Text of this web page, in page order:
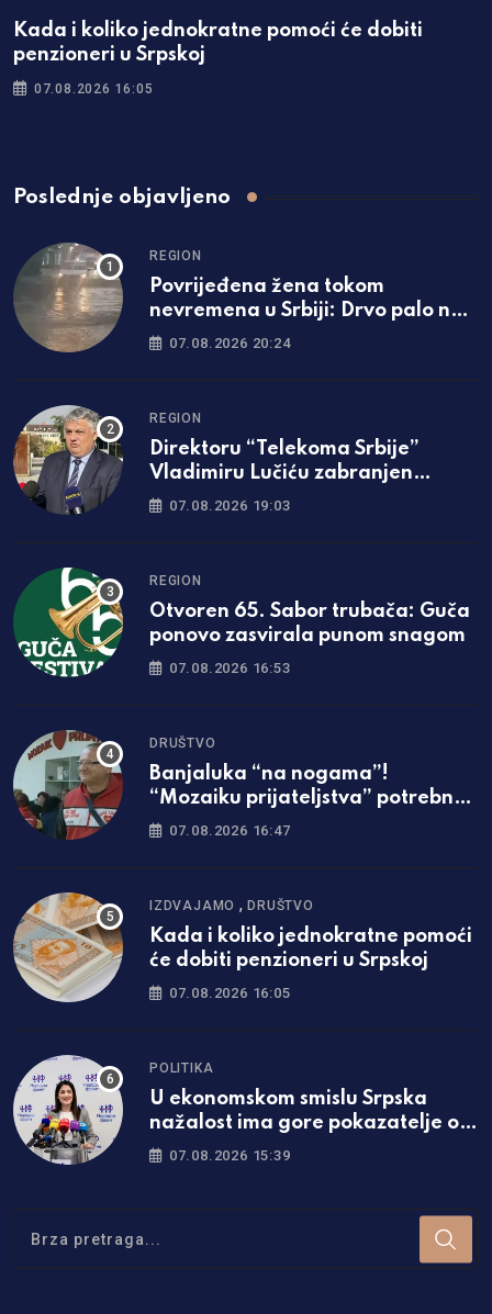
Kada i koliko jednokratne pomoći će dobiti
penzioneri u Srpskoj
07.08.2026 16:05
Poslednje objavljeno
REGION
Povrijeđena žena tokom
nevremena u Srbiji: Drvo palo na
nju, hitno prevezena u bolnicu
07.08.2026 20:24
REGION
Direktoru “Telekoma Srbije”
Vladimiru Lučiću zabranjen
ulazak na Kosmet
07.08.2026 19:03
REGION
Otvoren 65. Sabor trubača: Guča
ponovo zasvirala punom snagom
07.08.2026 16:53
DRUŠTVO
Banjaluka “na nogama”!
“Mozaiku prijateljstva” potrebna
parcela za gradnju javne kuhinje
07.08.2026 16:47
IZDVAJAMO ,DRUŠTVO
Kada i koliko jednokratne pomoći
će dobiti penzioneri u Srpskoj
07.08.2026 16:05
POLITIKA
U ekonomskom smislu Srpska
nažalost ima gore pokazatelje od
Federacije
07.08.2026 15:39